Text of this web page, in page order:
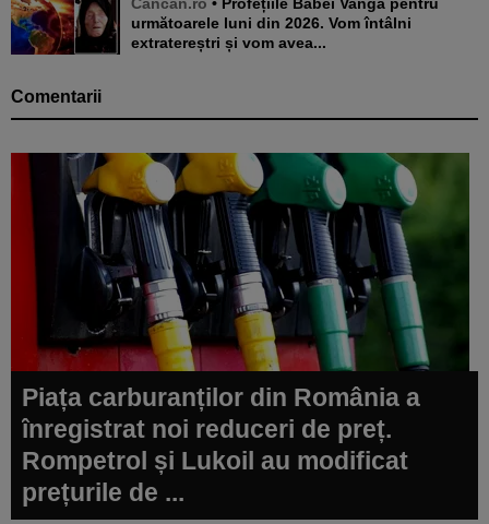
următoarele luni din 2026. Vom întâlni
extratereștri și vom avea...
Comentarii
Piața carburanților din România a
înregistrat noi reduceri de preț.
Rompetrol și Lukoil au modificat
prețurile de ...